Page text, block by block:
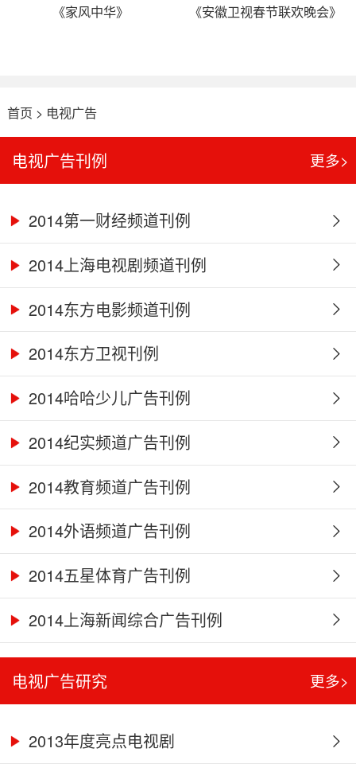
《家风中华》 《安徽卫视春节联欢晚会》
首页 > 电视广告
电视广告刊例 更多>
2014第一财经频道刊例
2014上海电视剧频道刊例
2014东方电影频道刊例
2014东方卫视刊例
2014哈哈少儿广告刊例
2014纪实频道广告刊例
2014教育频道广告刊例
2014外语频道广告刊例
2014五星体育广告刊例
2014上海新闻综合广告刊例
电视广告研究 更多>
2013年度亮点电视剧